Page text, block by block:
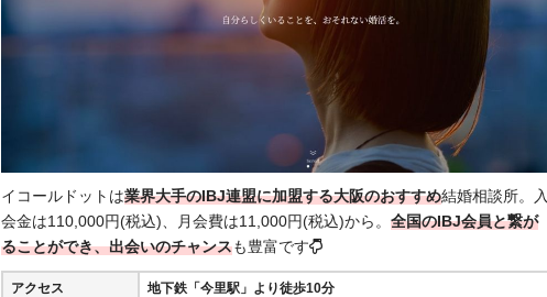
イコールドットは業界大手のIBJ連盟に加盟する大阪のおすすめ結婚相談所。入
会金は110,000円(税込)、月会費は11,000円(税込)から。 全国のIBJ会員と繋が
ることができ、出会いのチャンスも豊富です
アクセス 地下鉄「今里駅」より徒歩10分